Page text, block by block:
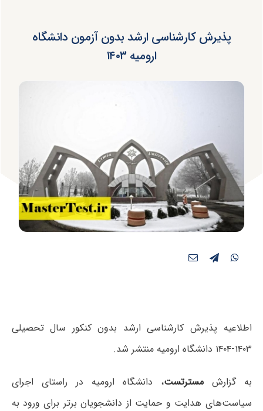
پذیرش کارشناسی ارشد بدون آزمون دانشگاه
ارومیه ۱۴۰۳
اطلاعیه پذیرش کارشناسی ارشد بدون کنکور سال تحصیلی
۱۴۰۳-۱۴۰۴ دانشگاه ارومیه منتشر شد.
به گزارشمسترتست، دانشگاه ارومیه در راستای اجرای
سیاست‌های هدایت و حمایت از دانشجویان برتر برای ورود به